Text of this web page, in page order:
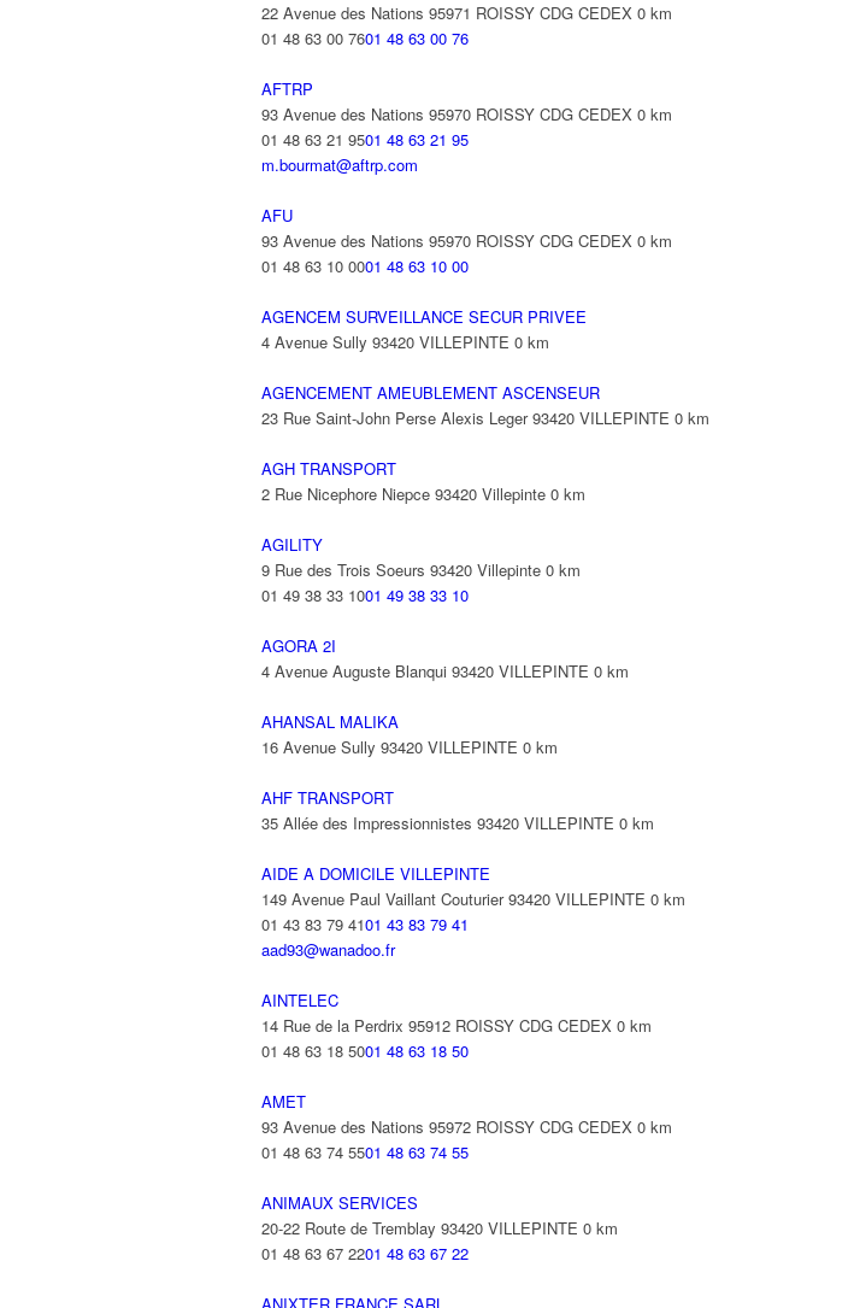
22 Avenue des Nations 95971 ROISSY CDG CEDEX 0 km
01 48 63 00 7601 48 63 00 76
AFTRP
93 Avenue des Nations 95970 ROISSY CDG CEDEX 0 km
01 48 63 21 9501 48 63 21 95
m.bourmat@aftrp.com
AFU
93 Avenue des Nations 95970 ROISSY CDG CEDEX 0 km
01 48 63 10 0001 48 63 10 00
AGENCEM SURVEILLANCE SECUR PRIVEE
4 Avenue Sully 93420 VILLEPINTE 0 km
AGENCEMENT AMEUBLEMENT ASCENSEUR
23 Rue Saint-John Perse Alexis Leger 93420 VILLEPINTE 0 km
AGH TRANSPORT
2 Rue Nicephore Niepce 93420 Villepinte 0 km
AGILITY
9 Rue des Trois Soeurs 93420 Villepinte 0 km
01 49 38 33 1001 49 38 33 10
AGORA 2I
4 Avenue Auguste Blanqui 93420 VILLEPINTE 0 km
AHANSAL MALIKA
16 Avenue Sully 93420 VILLEPINTE 0 km
AHF TRANSPORT
35 Allée des Impressionnistes 93420 VILLEPINTE 0 km
AIDE A DOMICILE VILLEPINTE
149 Avenue Paul Vaillant Couturier 93420 VILLEPINTE 0 km
01 43 83 79 4101 43 83 79 41
aad93@wanadoo.fr
AINTELEC
14 Rue de la Perdrix 95912 ROISSY CDG CEDEX 0 km
01 48 63 18 5001 48 63 18 50
AMET
93 Avenue des Nations 95972 ROISSY CDG CEDEX 0 km
01 48 63 74 5501 48 63 74 55
ANIMAUX SERVICES
20-22 Route de Tremblay 93420 VILLEPINTE 0 km
01 48 63 67 2201 48 63 67 22